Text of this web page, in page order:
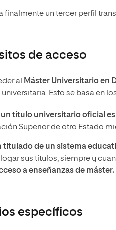
finalmente un tercer perfil
de acceso
al Máster Universitario en
Esto se basa en
un título universitario oficial
Superior de otro Estado
titulado de un sistema
sus títulos, siempre y
a enseñanzas de máster.
específicos